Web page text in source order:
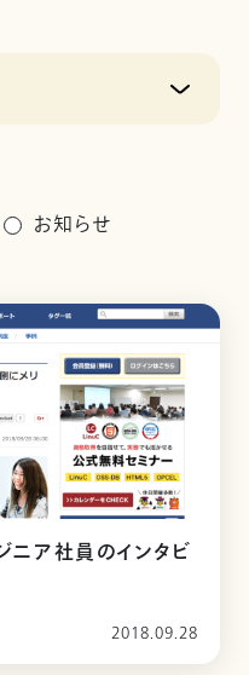
お知らせ
ニア社員のインタビ
2018.09.28